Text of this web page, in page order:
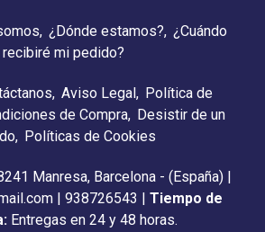
¿Dónde estamos?
¿Cuándo
recibiré mi pedido?
Aviso Legal
Política de
de Compra
Desistir de un
Políticas de Cookies
Manresa, Barcelona - (España) |
| 938726543 | Tiempo de
Entregas en 24 y 48 horas.